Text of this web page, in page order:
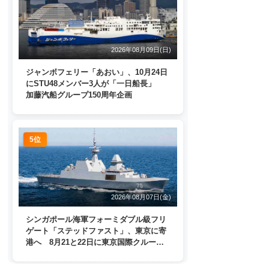
2026年08月09日(日)
ジャンボフェリー「あおい」、10月24日
にSTU48メンバー3人が「一日船長」
加藤汽船グループ150周年企画
5位
2026年08月07日(金)
シンガポール海軍フォーミダブル級フリ
ゲート「ステッドファスト」、東京に寄
港へ 8月21と22日に東京国際クルーズ